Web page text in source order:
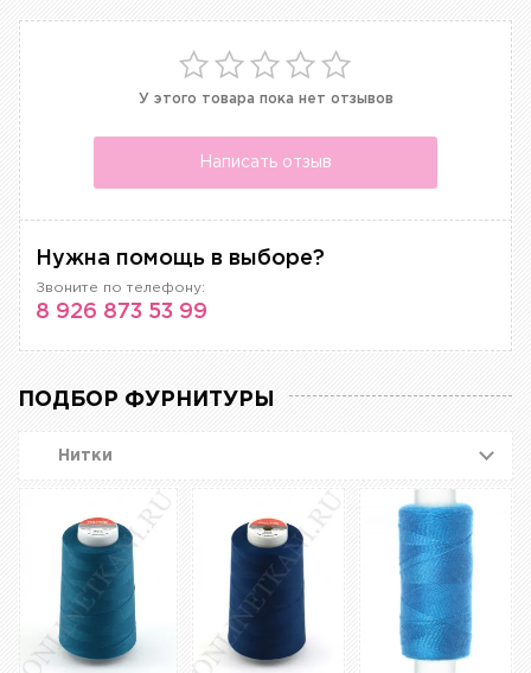
У этого товара пока нет отзывов
Написать отзыв
Нужна помощь в выборе?
Звоните по телефону:
8 926 873 53 99
ПОДБОР ФУРНИТУРЫ
Нитки